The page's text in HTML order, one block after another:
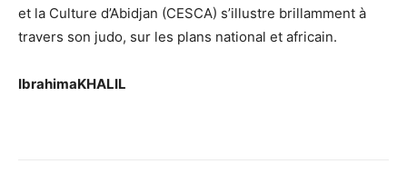
et la Culture d’Abidjan (CESCA) s’illustre brillamment à
travers son judo, sur les plans national et africain.
IbrahimaKHALIL